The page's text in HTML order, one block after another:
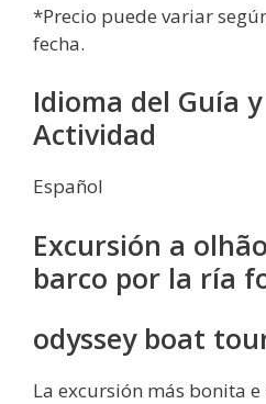
*Precio puede variar
fecha.
Idioma del Guía
Actividad
Español
Excursión a
barco por la ría
odyssey boat
La excursión más bonita